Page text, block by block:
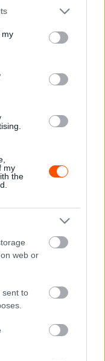
or more Google
You may click to
third-party tags to
in below Google
my
my
the
web or
sent to
is.
a finn Lahti Rally
futamként a
hogy szeretnének-
versenyeken, vagy
kell, de az biztosra